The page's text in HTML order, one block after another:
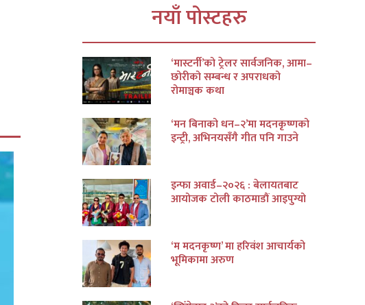
नयाँ पोस्टहरु
‘मास्टर्नी’को ट्रेलर सार्वजनिक, आमा–
छोरीको सम्बन्ध र अपराधको
रोमाञ्चक कथा
‘मन बिनाको धन–२’मा मदनकृष्णको
इन्ट्री, अभिनयसँगै गीत पनि गाउने
इन्फा अवार्ड–२०२६ : बेलायतबाट
आयोजक टोली काठमाडौं आइपुग्यो
‘म मदनकृष्ण’ मा हरिवंश आचार्यको
भूमिकामा अरुण